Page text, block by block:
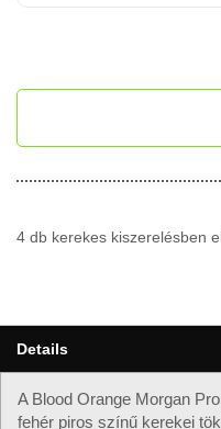
4 db kerekes kiszerelésben
Details
A Blood Orange Morgan
fehér piros színű kerekei